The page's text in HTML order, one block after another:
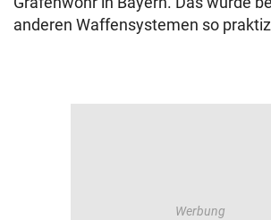
anderen Waffensystemen so